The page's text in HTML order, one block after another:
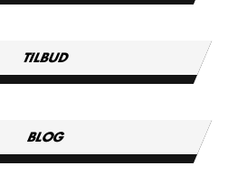
TILBUD
BLOG